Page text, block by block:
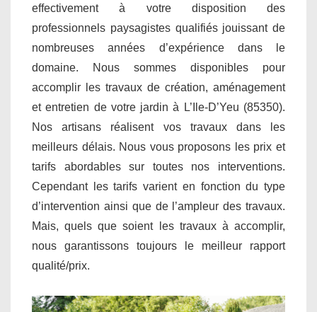
effectivement à votre disposition des
professionnels paysagistes qualifiés jouissant de
nombreuses années d’expérience dans le
domaine. Nous sommes disponibles pour
accomplir les travaux de création, aménagement
et entretien de votre jardin à L’Ile-D’Yeu (85350).
Nos artisans réalisent vos travaux dans les
meilleurs délais. Nous vous proposons les prix et
tarifs abordables sur toutes nos interventions.
Cependant les tarifs varient en fonction du type
d’intervention ainsi que de l’ampleur des travaux.
Mais, quels que soient les travaux à accomplir,
nous garantissons toujours le meilleur rapport
qualité/prix.